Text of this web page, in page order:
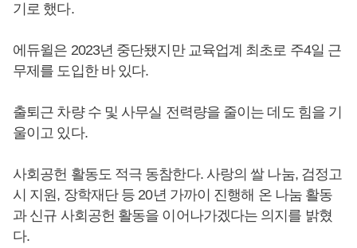
기로 했다.
에듀윌은 2023년 중단됐지만 교육업계 최초로 주4일 근
무제를 도입한 바 있다.
출퇴근 차량 수 및 사무실 전력량을 줄이는 데도 힘을 기
울이고 있다.
사회공헌 활동도 적극 동참한다. 사랑의 쌀 나눔, 검정고
시 지원, 장학재단 등 20년 가까이 진행해 온 나눔 활동
과 신규 사회공헌 활동을 이어나가겠다는 의지를 밝혔
다.